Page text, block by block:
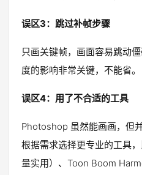
误区3：跳过补帧步骤
只画关键帧，画面容易跳动
度的影响非常关键，不能省。
误区4：用了不合适的工具
Photoshop 虽然能画画，但
根据需求选择更专业的工具
量实用）、Toon Boom